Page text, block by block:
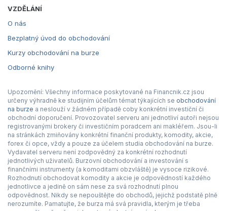
VZDĚLÁNÍ
O nás
Bezplatný úvod do obchodování
Kurzy obchodování na burze
Odborné knihy
Upozornění: Všechny informace poskytované na Financnik.cz jsou
určeny výhradně ke studijním účelům témat týkajících se obchodování
na burze a neslouží v žádném případě coby konkrétní investiční či
obchodní doporučení. Provozovatel serveru ani jednotliví autoři nejsou
registrovanými brokery či investičním poradcem ani makléřem. Jsou-li
na stránkách zmiňovány konkrétní finanční produkty, komodity, akcie,
forex či opce, vždy a pouze za účelem studia obchodování na burze.
Vydavatel serveru není zodpovědný za konkrétní rozhodnutí
jednotlivých uživatelů. Burzovní obchodování a investování s
finančními instrumenty (a komoditami obzvláště) je vysoce rizikové.
Rozhodnutí obchodovat komodity a akcie je odpovědností každého
jednotlivce a jedině on sám nese za svá rozhodnutí plnou
odpovědnost. Nikdy se nepouštějte do obchodů, jejichž podstatě plně
nerozumíte. Pamatujte, že burza má svá pravidla, kterým je třeba